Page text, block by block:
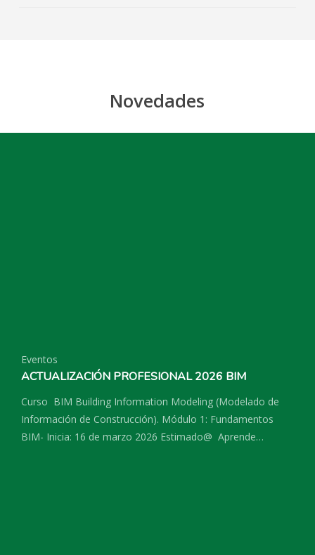
Novedades
Eventos
ACTUALIZACIÓN PROFESIONAL 2026 BIM
Curso BIM Building Information Modeling (Modelado de
Información de Construcción). Módulo 1: Fundamentos
BIM- Inicia: 16 de marzo 2026 Estimado@ Aprende…